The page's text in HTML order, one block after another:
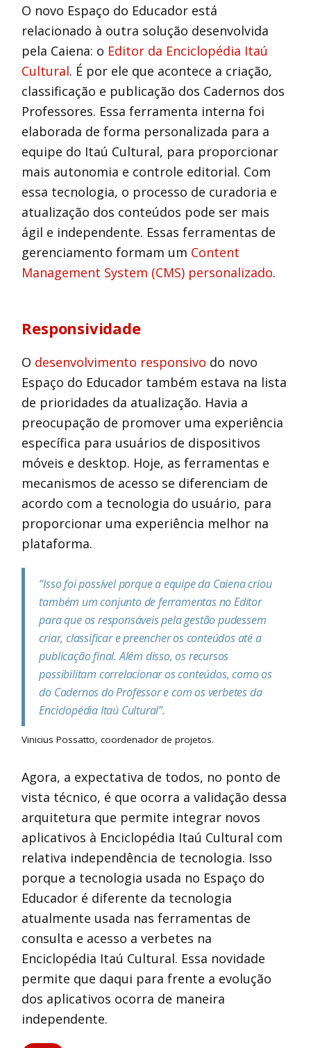
O novo Espaço do Educador está
relacionado à outra solução desenvolvida
pela Caiena: o Editor da Enciclopédia Itaú
Cultural. É por ele que acontece a criação,
classificação e publicação dos Cadernos dos
Professores. Essa ferramenta interna foi
elaborada de forma personalizada para a
equipe do Itaú Cultural, para proporcionar
mais autonomia e controle editorial. Com
essa tecnologia, o processo de curadoria e
atualização dos conteúdos pode ser mais
ágil e independente. Essas ferramentas de
gerenciamento formam um Content
Management System (CMS) personalizado.
Responsividade
O desenvolvimento responsivo do novo
Espaço do Educador também estava na lista
de prioridades da atualização. Havia a
preocupação de promover uma experiência
específica para usuários de dispositivos
móveis e desktop. Hoje, as ferramentas e
mecanismos de acesso se diferenciam de
acordo com a tecnologia do usuário, para
proporcionar uma experiência melhor na
plataforma.
“Isso foi possível porque a equipe da Caiena criou
também um conjunto de ferramentas no Editor
para que os responsáveis pela gestão pudessem
criar, classificar e preencher os conteúdos até a
publicação final. Além disso, os recursos
possibilitam correlacionar os conteúdos, como os
do Cadernos do Professor e com os verbetes da
Enciclopédia Itaú Cultural”.
Vinicius Possatto, coordenador de projetos.
Agora, a expectativa de todos, no ponto de
vista técnico, é que ocorra a validação dessa
arquitetura que permite integrar novos
aplicativos à Enciclopédia Itaú Cultural com
relativa independência de tecnologia. Isso
porque a tecnologia usada no Espaço do
Educador é diferente da tecnologia
atualmente usada nas ferramentas de
consulta e acesso a verbetes na
Enciclopédia Itaú Cultural. Essa novidade
permite que daqui para frente a evolução
dos aplicativos ocorra de maneira
independente.